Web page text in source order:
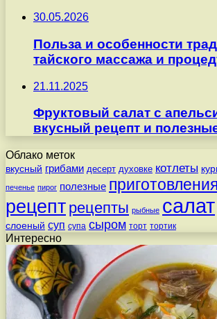
30.05.2026
Польза и особенности
тайского массажа и
21.11.2025
Фруктовый салат с
вкусный рецепт и
Облако меток
вкусный грибами десерт духовке котлеты
печенье пирог полезные приготовления
рецепт рецепты рыбные салат
слоеный суп супа сыром торт тортик
Интересно